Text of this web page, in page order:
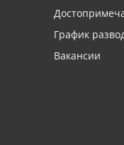
График
Вакансии